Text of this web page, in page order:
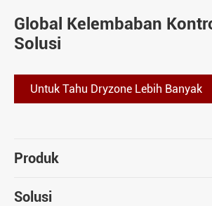
Global Kelembaban
Solusi
Untuk Tahu Dryzone Lebih Banyak
Produk
Solusi